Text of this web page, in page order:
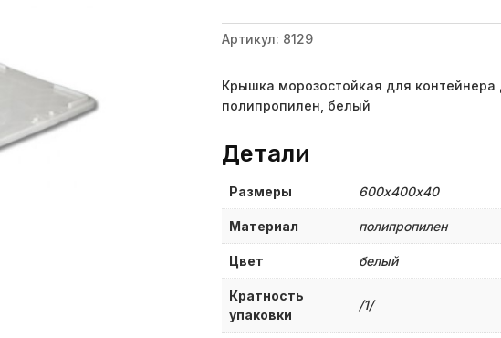
Артикул: 8129
Крышка морозостойкая для контейнера
полипропилен, белый
Детали
Размеры 600х400х40
Материал полипропилен
Цвет белый
Кратность
упаковки
/1/